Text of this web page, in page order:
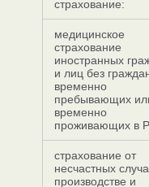
страхование:
медицинское
страхование
иностранных
и лиц без
временно
пребывающих
временно
проживающих в
страхование от
несчастных
производстве и